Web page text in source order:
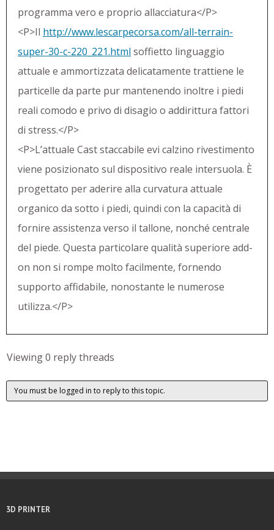
programma vero e proprio allacciatura</P>
<P>Il http://www.lescarpecorsa.com/all-terrain-
super-30-c-220_221.html soffietto linguaggio
attuale e ammortizzata delicatamente trattiene le
particelle da parte pur mantenendo inoltre i piedi
reali comodo e privo di disagio o addirittura fattori
di stress.</P>
<P>L’attuale Cast staccabile evi calzino rivestimento
viene posizionato sul dispositivo reale intersuola. È
progettato per aderire alla curvatura attuale
organico da sotto i piedi, quindi con la capacità di
fornire assistenza verso il tallone, nonché centrale
del piede. Questa particolare qualità superiore add-
on non si rompe molto facilmente, fornendo
supporto affidabile, nonostante le numerose
utilizza.</P>
Viewing 0 reply threads
You must be logged in to reply to this topic.
3D PRINTER